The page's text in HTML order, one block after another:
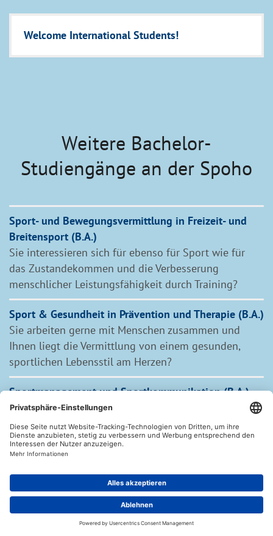
Welcome International Students!
Weitere Bachelor-
Studiengänge an der Spoho
Sport- und Bewegungsvermittlung in Freizeit- und
Breitensport (B.A.)
Sie interessieren sich für ebenso für Sport wie für
das Zustandekommen und die Verbesserung
menschlicher Leistungsfähigkeit durch Training?
Sport & Gesundheit in Prävention und Therapie (B.A.)
Sie arbeiten gerne mit Menschen zusammen und
Ihnen liegt die Vermittlung von einem gesunden,
sportlichen Lebensstil am Herzen?
Sportmanagement und Sportkommunikation (B.A.)
Sie sind sportaffin und haben Interesse an Problemen
und Aufgaben des Managements und der
Kommunikation im Sport?
Sie brennen dafür, zwischen dem Sport und der
Öffentlichkeit zu vermitteln?